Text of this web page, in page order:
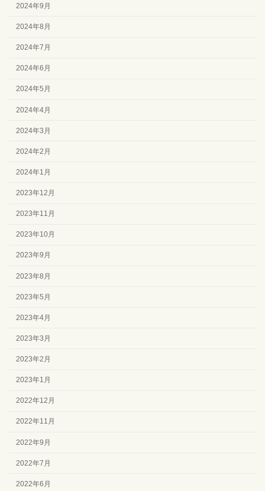
2024年9月
2024年8月
2024年7月
2024年6月
2024年5月
2024年4月
2024年3月
2024年2月
2024年1月
2023年12月
2023年11月
2023年10月
2023年9月
2023年8月
2023年5月
2023年4月
2023年3月
2023年2月
2023年1月
2022年12月
2022年11月
2022年9月
2022年7月
2022年6月